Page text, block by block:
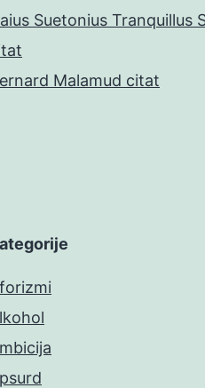
Suetonius Tranquillus
Malamud citat